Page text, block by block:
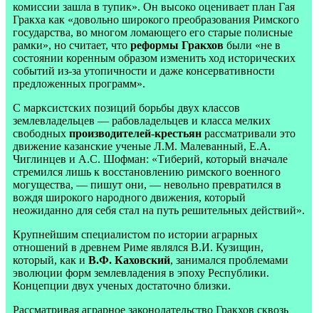
комиссии зашла в тупик». Он высоко оценивает план Гая
Гракха как «довольно широкого преобразования Римского
государства, во многом ломающего его старые полисные
рамки», но считает, что реформы Гракхов были «не в
состоянии коренным образом изменить ход исторических
событий из-за утопичности и даже консервативности
предложенных программ».
С марксистских позиций борьбы двух классов
землевладельцев — рабовладельцев и класса мелких
свободных производителей-крестьян рассматривали это
движение казанские ученые Л.М. Малеванный, Е.А.
Чиглинцев и А.С. Шофман: «Тиберий, который вначале
стремился лишь к восстановлению римского военного
могущества, — пишут они, — невольно превратился в
вождя широкого народного движения, который
неожиданно для себя стал на путь решительных действий».
Крупнейшим специалистом по истории аграрных
отношений в древнем Риме являлся В.И. Кузищин,
который, как и В.Ф. Каховский, занимался проблемами
эволюции форм землевладения в эпоху Республики.
Концепции двух ученых достаточно близки.
Рассматривая аграрное законодательство Гракхов сквозь